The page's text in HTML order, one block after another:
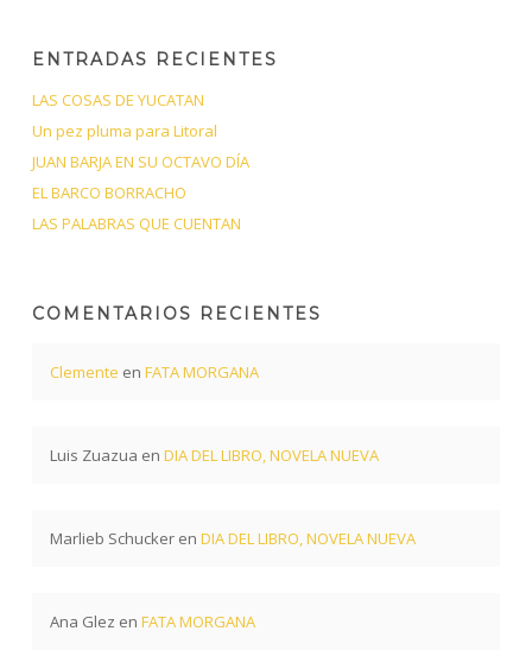
ENTRADAS RECIENTES
LAS COSAS DE YUCATAN
Un pez pluma para Litoral
JUAN BARJA EN SU OCTAVO DÍA
EL BARCO BORRACHO
LAS PALABRAS QUE CUENTAN
COMENTARIOS RECIENTES
Clemente en FATA MORGANA
Luis Zuazua en DIA DEL LIBRO, NOVELA NUEVA
Marlieb Schuckeren DIA DEL LIBRO, NOVELA NUEVA
Ana Glez en FATA MORGANA